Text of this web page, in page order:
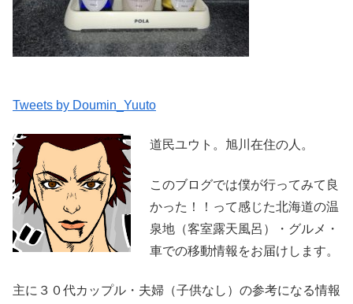
Tweets by Doumin_Yuuto
道民ユウト。旭川在住の人。
このブログでは僕が行ってみて良
かった！！って感じた北海道の温
泉地（客室露天風呂）・グルメ・
車での移動情報をお届けします。
主に３０代カップル・夫婦（子供なし）の参考になる情報